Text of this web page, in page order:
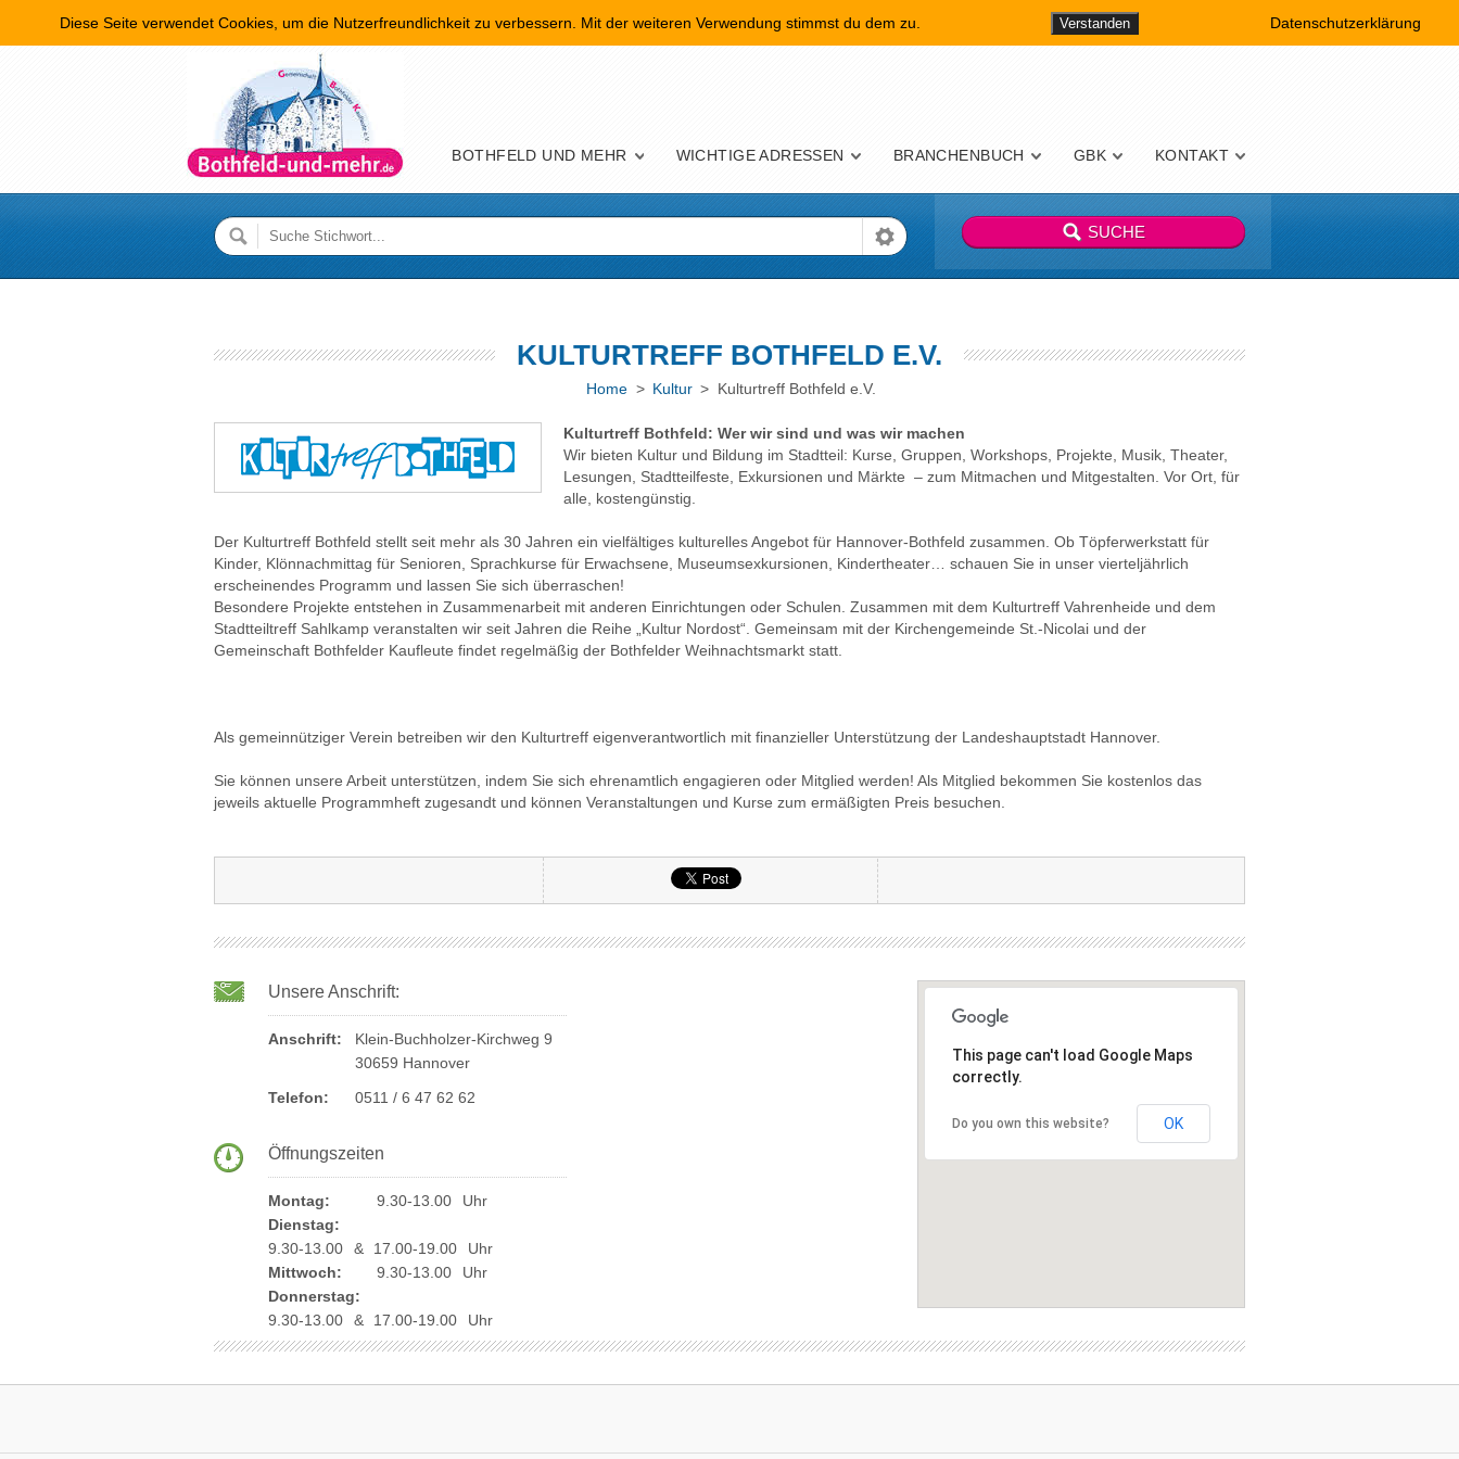
Hauptmenü
BOTHFELD UND MEHR WICHTIGE ADRESSEN BRANCHENBUCH GBK KONTAKT
KULTURTREFF BOTHFELD E.V.
Home > Kultur > Kulturtreff Bothfeld e.V.
Kulturtreff Bothfeld: Wer wir sind und was wir machen
Wir bieten Kultur und Bildung im Stadtteil: Kurse, Gruppen, Workshops, Projekte, Musik, Theater,
Lesungen, Stadtteilfeste, Exkursionen und Märkte – zum Mitmachen und Mitgestalten. Vor Ort, für
alle, kostengünstig.
Der Kulturtreff Bothfeld stellt seit mehr als 30 Jahren ein vielfältiges kulturelles Angebot für Hannover-Bothfeld zusammen. Ob Töpferwerkstatt für
Kinder, Klönnachmittag für Senioren, Sprachkurse für Erwachsene, Museumsexkursionen, Kindertheater… schauen Sie in unser vierteljährlich
erscheinendes Programm und lassen Sie sich überraschen!
Besondere Projekte entstehen in Zusammenarbeit mit anderen Einrichtungen oder Schulen. Zusammen mit dem Kulturtreff Vahrenheide und dem
Stadtteiltreff Sahlkamp veranstalten wir seit Jahren die Reihe „Kultur Nordost“. Gemeinsam mit der Kirchengemeinde St.-Nicolai und der
Gemeinschaft Bothfelder Kaufleute findet regelmäßig der Bothfelder Weihnachtsmarkt statt.
Als gemeinnütziger Verein betreiben wir den Kulturtreff eigenverantwortlich mit finanzieller Unterstützung der Landeshauptstadt Hannover.
Sie können unsere Arbeit unterstützen, indem Sie sich ehrenamtlich engagieren oder Mitglied werden! Als Mitglied bekommen Sie kostenlos das
jeweils aktuelle Programmheft zugesandt und können Veranstaltungen und Kurse zum ermäßigten Preis besuchen.
Unsere Anschrift:
Anschrift:
Klein-Buchholzer-Kirchweg 9
30659 Hannover
Telefon:
0511 / 6 47 62 62
Öffnungszeiten
Montag:
9.30-13.00 Uhr
Dienstag:
9.30-13.00 & 17.00-19.00 Uhr
Mittwoch:
9.30-13.00 Uhr
Donnerstag:
9.30-13.00 & 17.00-19.00 Uhr
This page can't load Google Maps
correctly.
Do you own this website? OK
Diese Seite verwendet Cookies, um die Nutzerfreundlichkeit zu verbessern. Mit der weiteren Verwendung stimmst du dem zu. Verstanden Datenschutzerklärung